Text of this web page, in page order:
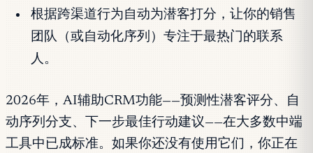
根据跨渠道行为自动为潜客打分，让你的销售
团队（或自动化序列）专注于最热门的联系
人。
2026年，AI辅助CRM功能——预测性潜客评分、自
动序列分支、下一步最佳行动建议——在大多数中端
工具中已成标准。如果你还没有使用它们，你正在